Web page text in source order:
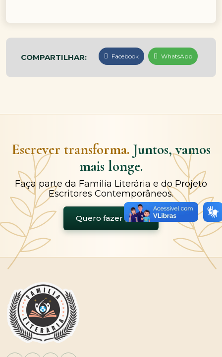
COMPARTILHAR: Facebook WhatsApp
Escrever transforma. Juntos, vamos
mais longe.
Faça parte da Família Literária e do Projeto
Escritores Contemporâneos.
Quero fazer parte